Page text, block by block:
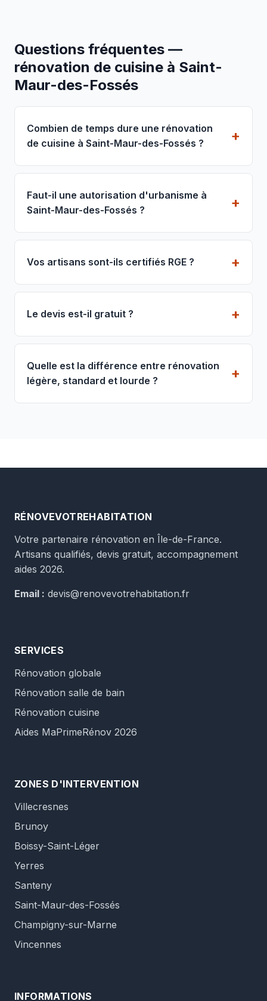
Questions fréquentes —
rénovation de cuisine à Saint-
Maur-des-Fossés
Combien de temps dure une rénovation
de cuisine à Saint-Maur-des-Fossés ?
Faut-il une autorisation d'urbanisme à
Saint-Maur-des-Fossés ?
Vos artisans sont-ils certifiés RGE ?
Le devis est-il gratuit ?
Quelle est la différence entre rénovation
légère, standard et lourde ?
RÉNOVEVOTREHABITATION
Votre partenaire rénovation en Île-de-France.
Artisans qualifiés, devis gratuit, accompagnement
aides 2026.
Email : devis@renovevotrehabitation.fr
SERVICES
Rénovation globale
Rénovation salle de bain
Rénovation cuisine
Aides MaPrimeRénov 2026
ZONES D'INTERVENTION
Villecresnes
Brunoy
Boissy-Saint-Léger
Yerres
Santeny
Saint-Maur-des-Fossés
Champigny-sur-Marne
Vincennes
INFORMATIONS